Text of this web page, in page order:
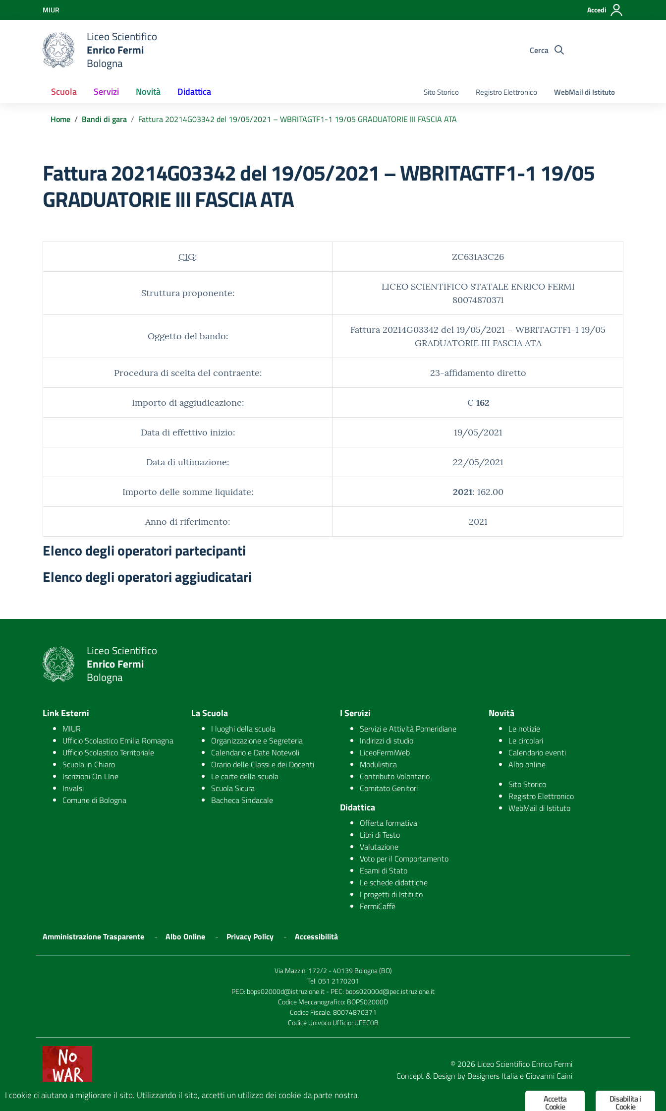
Vai ai contenuti
Vai al menu di navigazione
Vai al footer
MIUR Accedi
Liceo Scientifico
Enrico Fermi
Bologna
Cerca
Sito Storico Registro Elettronico WebMail di Istituto
Scuola Servizi Novità Didattica
Home Bandi di gara Fattura 20214G03342 del 19/05/2021 – WBRITAGTF1-1 19/05 GRADUATORIE III FASCIA ATA
Fattura 20214G03342 del 19/05/2021 – WBRITAGTF1-1 19/05
GRADUATORIE III FASCIA ATA
CIG: ZC631A3C26
Struttura proponente:
LICEO SCIENTIFICO STATALE ENRICO FERMI
80074870371
Oggetto del bando:
Fattura 20214G03342 del 19/05/2021 – WBRITAGTF1-1 19/05
GRADUATORIE III FASCIA ATA
Procedura di scelta del contraente: 23-affidamento diretto
Importo di aggiudicazione: € 162
Data di effettivo inizio: 19/05/2021
Data di ultimazione: 22/05/2021
Importo delle somme liquidate: 2021: 162.00
Anno di riferimento: 2021
Elenco degli operatori partecipanti
Elenco degli operatori aggiudicatari
Liceo Scientifico
Enrico Fermi
Bologna
Link Esterni
MIUR
Ufficio Scolastico Emilia Romagna
Ufficio Scolastico Territoriale
Scuola in Chiaro
Iscrizioni On LIne
Invalsi
Comune di Bologna
La Scuola
I luoghi della scuola
Organizzazione e Segreteria
Calendario e Date Notevoli
Orario delle Classi e dei Docenti
Le carte della scuola
Scuola Sicura
Bacheca Sindacale
I Servizi
Servizi e Attività Pomeridiane
Indirizzi di studio
LiceoFermiWeb
Modulistica
Contributo Volontario
Comitato Genitori
Didattica
Offerta formativa
Libri di Testo
Valutazione
Voto per il Comportamento
Esami di Stato
Le schede didattiche
I progetti di Istituto
FermiCaffè
Novità
Le notizie
Le circolari
Calendario eventi
Albo online
Sito Storico
Registro Elettronico
WebMail di Istituto
Amministrazione Trasparente Albo Online Privacy Policy Accessibilità
Via Mazzini 172/2 - 40139 Bologna (BO)
Tel:051 2170201
PEO: bops02000d@istruzione.it- PEC: bops02000d@pec.istruzione.it
Codice Meccanografico: BOPS02000D
Codice Fiscale: 80074870371
Codice Univoco Ufficio: UFEC0B
© 2026 Liceo Scientifico Enrico Fermi
Concept & Design by Designers Italiae Giovanni Caini
Disabilita i
Cookie
Accetta
Cookie
I cookie ci aiutano a migliorare il sito. Utilizzando il sito, accetti un utilizzo dei cookie da parte nostra.